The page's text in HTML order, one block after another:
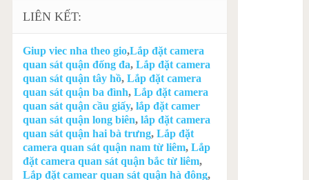
LIÊN KẾT:
Giup viec nha theo gio,Lắp đặt camera
quan sát quận đống đa, Lắp đặt camera
quan sát quận tây hồ, Lắp đặt camera
quan sát quận ba đình, Lắp đặt camera
quan sát quận cầu giấy, lắp đặt camer
quan sát quận long biên, lắp đặt camera
quan sát quận hai bà trưng, Lắp đặt
camera quan sát quận nam từ liêm, Lắp
đặt camera quan sát quận bắc từ liêm,
Lắp đặt camear quan sát quận hà đông,